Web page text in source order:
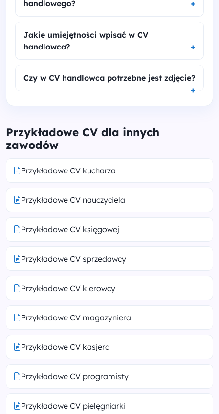
handlowego?
Jakie umiejętności wpisać w CV
handlowca?
Czy w CV handlowca potrzebne jest zdjęcie?
Przykładowe CV dla innych
zawodów
Przykładowe CV kucharza
Przykładowe CV nauczyciela
Przykładowe CV księgowej
Przykładowe CV sprzedawcy
Przykładowe CV kierowcy
Przykładowe CV magazyniera
Przykładowe CV kasjera
Przykładowe CV programisty
Przykładowe CV pielęgniarki